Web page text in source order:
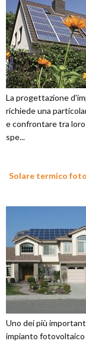
La progettazione
richiede una
e confrontare tra
spe...
Solare termico
Uno dei più
impianto fotovoltaico